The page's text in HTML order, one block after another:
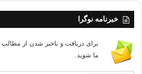
خبرنامه نوگرا
برای دریافت و باخبر شدن از
ما شوید.